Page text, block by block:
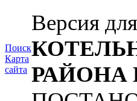
Поиск
Карта
сайта
Версия
РАЙОНА